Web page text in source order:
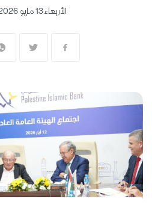
الأربعاء 13 مايو 2026, 11:41 ص